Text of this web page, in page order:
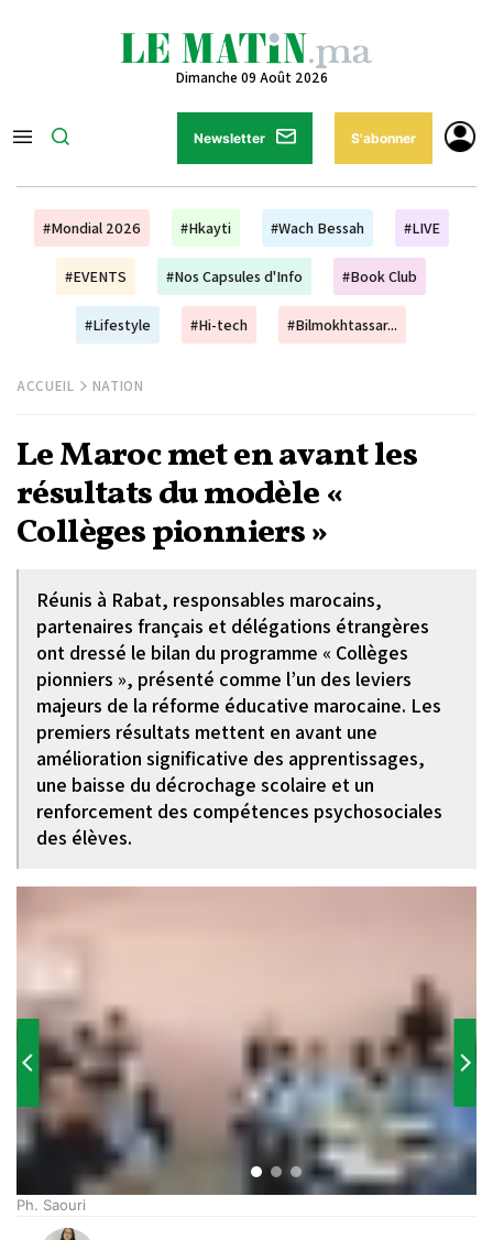
Dimanche 09 Août 2026
Newsletter S'abonner
#Mondial 2026 #Hkayti #Wach Bessah #LIVE
#EVENTS #Nos Capsules d'Info #Book Club
#Lifestyle #Hi-tech #Bilmokhtassar...
ACCUEIL NATION
Le Maroc met en avant les
résultats du modèle «
Collèges pionniers »
Réunis à Rabat, responsables marocains,
partenaires français et délégations étrangères
ont dressé le bilan du programme « Collèges
pionniers », présenté comme l’un des leviers
majeurs de la réforme éducative marocaine. Les
premiers résultats mettent en avant une
amélioration significative des apprentissages,
une baisse du décrochage scolaire et un
renforcement des compétences psychosociales
des élèves.